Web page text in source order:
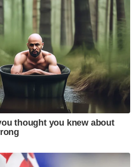
atualizada para os
10 anos de idade.
thought you knew about